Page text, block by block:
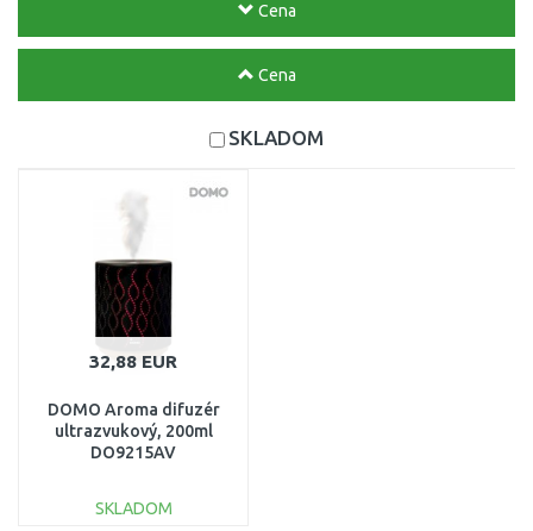
Cena
Cena
SKLADOM
32,88 EUR
DOMO Aroma difuzér
ultrazvukový, 200ml
DO9215AV
SKLADOM